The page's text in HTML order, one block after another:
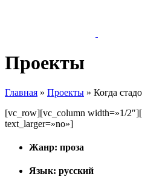
Проекты
Главная » Проекты » Когда
[vc_row][vc_column width=»1/
text_larger=»no»]
Жанр: проза
Язык: русский